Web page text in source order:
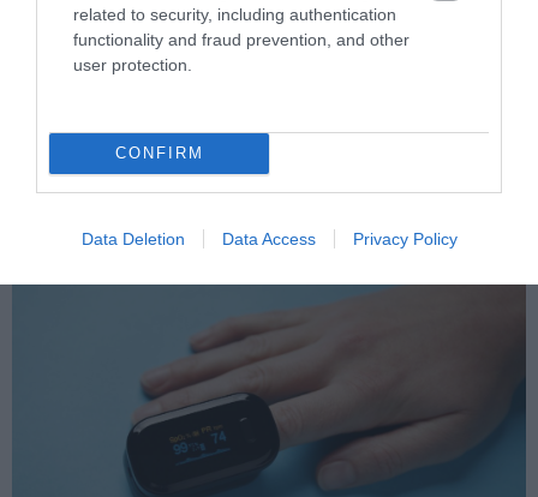
related to security, including authentication
functionality and fraud prevention, and other
user protection.
CONFIRM
Data Deletion Data Access Privacy Policy
PRONEWS.GR /ΔΙΑΣΤΗΜΑ
πιο μακρινό γαλαξία που έχει βρεθεί
ποτέ